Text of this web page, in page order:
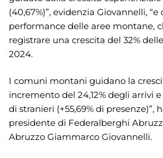
(40,67%)”, evidenzia Giovannelli, “e
performance delle aree montane,
registrare una crescita del 32%
2024.
I comuni montani guidano la
incremento del 24,12% degli arrivi
di stranieri (+55,69% di presenze)”,
presidente di Federalberghi
Abruzzo Giammarco Giovannelli.